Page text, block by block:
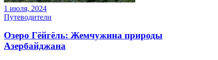
1 июля, 2024
Путеводители
Озеро Гёйгёль: Жемчужина природы
Азербайджана